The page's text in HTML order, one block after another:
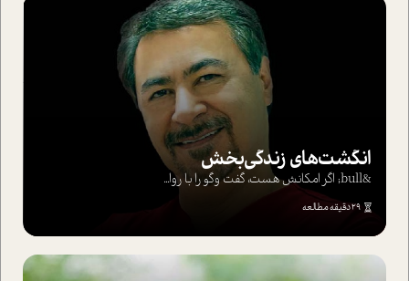
انگشت‌های‌ زندگی‌بخش
&bull; اگر امکانش هست، گفت وگو را با روا...
29 دقیقه مطالعه